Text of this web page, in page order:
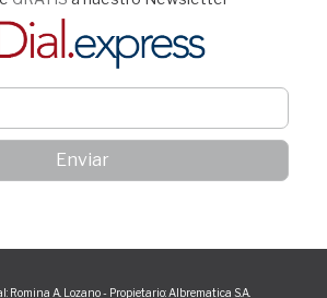
Romina A. Lozano - Propietario: Albrematica S.A.